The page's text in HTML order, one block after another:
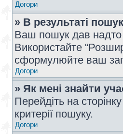
Догори
» В результаті
Ваш пошук дав надто
Використайте
сформулюйте ваш
Догори
» Як мені знайти
Перейдіть на
критерії пошуку.
Догори